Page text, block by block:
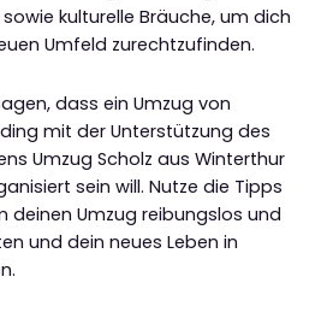
kulturelle Bräuche, um dich
Umfeld zurechtzufinden.
dass ein Umzug von
mit der Unterstützung des
Umzug Scholz aus Winterthur
sein will. Nutze die Tipps
deinen Umzug reibungslos und
und dein neues Leben in